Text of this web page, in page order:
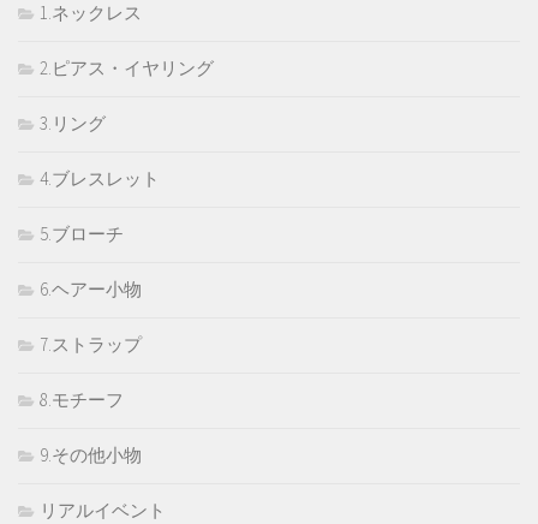
1.ネックレス
2.ピアス・イヤリング
3.リング
4.ブレスレット
5.ブローチ
6.ヘアー小物
7.ストラップ
8.モチーフ
9.その他小物
リアルイベント